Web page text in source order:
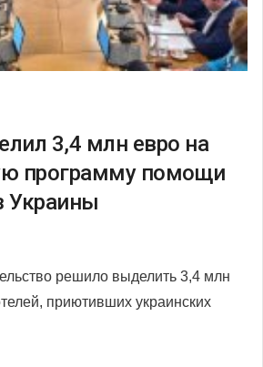
3,4 млн евро на
программу помощи
Украины
решило выделить 3,4 млн
приютивших украинских